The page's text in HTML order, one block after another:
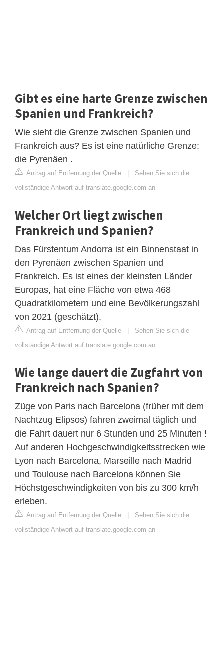
Gibt es eine harte Grenze zwischen
Spanien und Frankreich?
Wie sieht die Grenze zwischen Spanien und
Frankreich aus? Es ist eine natürliche Grenze:
die Pyrenäen .
Antrag auf Entfernung der Quelle | Sehen Sie sich die
vollständige Antwort auf translate.google.com an
Welcher Ort liegt zwischen
Frankreich und Spanien?
Das Fürstentum Andorra ist ein Binnenstaat in
den Pyrenäen zwischen Spanien und
Frankreich. Es ist eines der kleinsten Länder
Europas, hat eine Fläche von etwa 468
Quadratkilometern und eine Bevölkerungszahl
von 2021 (geschätzt).
Antrag auf Entfernung der Quelle | Sehen Sie sich die
vollständige Antwort auf translate.google.com an
Wie lange dauert die Zugfahrt von
Frankreich nach Spanien?
Züge von Paris nach Barcelona (früher mit dem
Nachtzug Elipsos) fahren zweimal täglich und
die Fahrt dauert nur 6 Stunden und 25 Minuten !
Auf anderen Hochgeschwindigkeitsstrecken wie
Lyon nach Barcelona, ​​Marseille nach Madrid
und Toulouse nach Barcelona können Sie
Höchstgeschwindigkeiten von bis zu 300 km/h
erleben.
Antrag auf Entfernung der Quelle | Sehen Sie sich die
vollständige Antwort auf translate.google.com an